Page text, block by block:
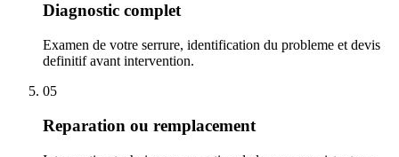
Diagnostic complet
Examen de votre serrure, identification du probleme et devis
definitif avant intervention.
05
Reparation ou remplacement